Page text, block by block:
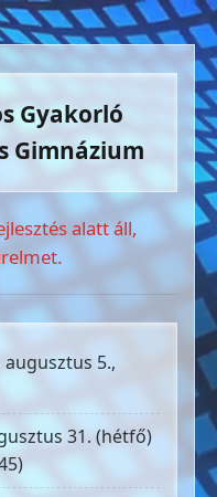
Gyakorló
Gimnázium
alatt áll,
augusztus 5.,
31. (hétfő)